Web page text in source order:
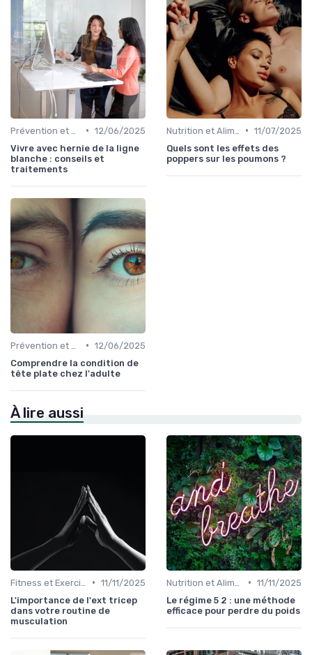
• 12/06/2025
Vivre avec hernie de la ligne
blanche : conseils et
traitements
• 11/07/2025
Quels sont les effets des
poppers sur les poumons ?
• 12/06/2025
Comprendre la condition de
tête plate chez l'adulte
À lire aussi
• 11/11/2025
L'importance de l'ext tricep
dans votre routine de
musculation
• 11/11/2025
Le régime 5 2 : une méthode
efficace pour perdre du poids